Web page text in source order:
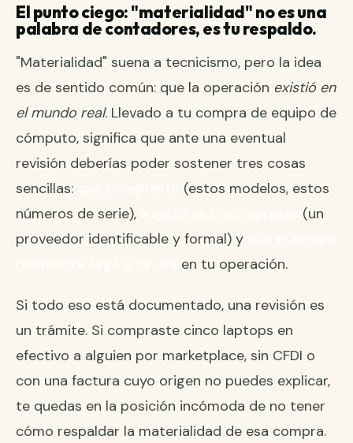
El punto ciego: "materialidad" no es una
palabra de contadores, es tu respaldo.
"Materialidad" suena a tecnicismo, pero la idea
es de sentido común: que la operación existió en
el mundo real. Llevado a tu compra de equipo de
cómputo, significa que ante una eventual
revisión deberías poder sostener tres cosas
sencillas:
(estos modelos, estos
números de serie),
(un
proveedor identificable y formal) y
en tu operación.
Si todo eso está documentado, una revisión es
un trámite. Si compraste cinco laptops en
efectivo a alguien por marketplace, sin CFDI o
con una factura cuyo origen no puedes explicar,
te quedas en la posición incómoda de no tener
cómo respaldar la materialidad de esa compra.